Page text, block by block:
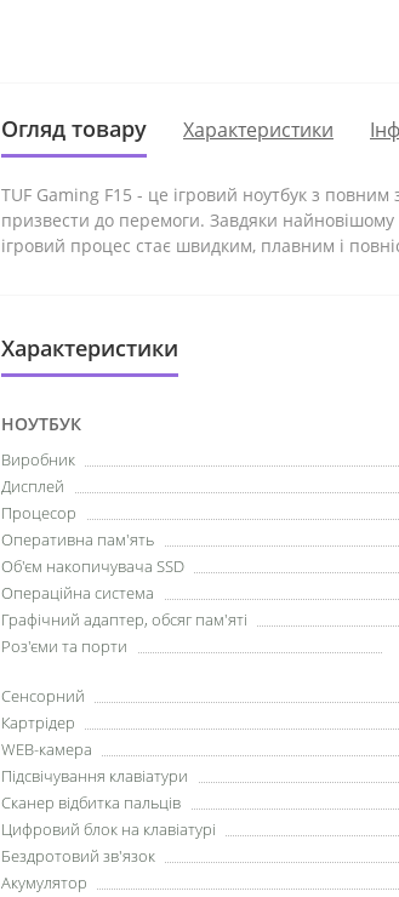
Огляд товару Характеристики
TUF Gaming F15 - це ігровий ноутбук з
призвести до перемоги. Завдяки найновішому
ігровий процес стає швидким, плавним і
Характеристики
НОУТБУК
Виробник
Дисплей
Процесор
Оперативна пам'ять
Об'єм накопичувача SSD
Операційна система
Графічний адаптер, обсяг пам'яті
Роз'єми та порти
Сенсорний
Картрідер
WEB-камера
Підсвічування клавіатури
Сканер відбитка пальців
Цифровий блок на клавіатурі
Бездротовий зв'язок
Акумулятор